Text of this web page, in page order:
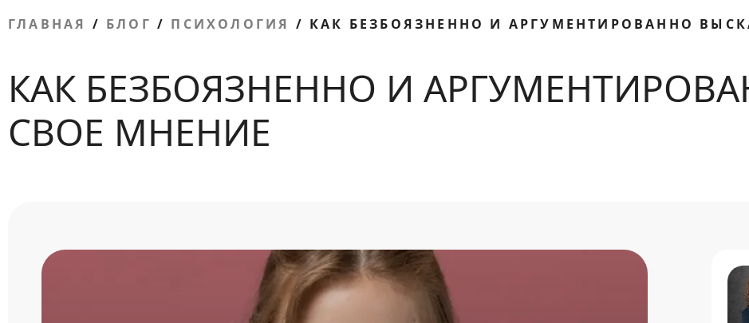
ГЛАВНАЯ / БЛОГ / ПСИХОЛОГИЯ / КАК БЕЗБОЯЗНЕННО И АРГУМЕНТИРОВАННО
КАК БЕЗБОЯЗНЕННО И
СВОЕ МНЕНИЕ